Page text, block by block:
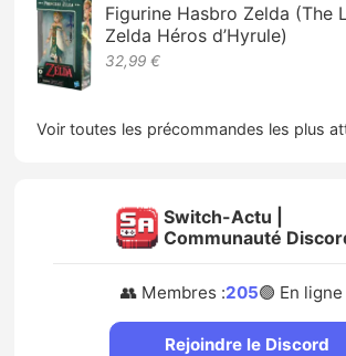
Figurine Hasbro Zelda (The
Zelda Héros d’Hyrule)
32,99 €
Voir toutes les précommandes les plus
Switch-Actu |
Communauté
👥 Membres :205🟢 En ligne
Rejoindre le Discord